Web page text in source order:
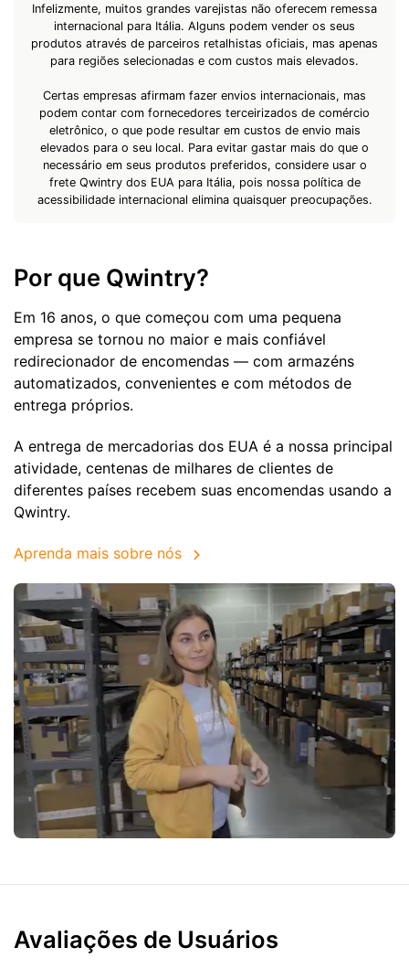
Infelizmente, muitos grandes varejistas não oferecem remessa
internacional para Itália. Alguns podem vender os seus
produtos através de parceiros retalhistas oficiais, mas apenas
para regiões selecionadas e com custos mais elevados.
Certas empresas afirmam fazer envios internacionais, mas
podem contar com fornecedores terceirizados de comércio
eletrônico, o que pode resultar em custos de envio mais
elevados para o seu local. Para evitar gastar mais do que o
necessário em seus produtos preferidos, considere usar o
frete Qwintry dos EUA para Itália, pois nossa política de
acessibilidade internacional elimina quaisquer preocupações.
Por que Qwintry?
Em 16 anos, o que começou com uma pequena
empresa se tornou no maior e mais confiável
redirecionador de encomendas — com armazéns
automatizados, convenientes e com métodos de
entrega próprios.
A entrega de mercadorias dos EUA é a nossa principal
atividade, centenas de milhares de clientes de
diferentes países recebem suas encomendas usando a
Qwintry.
Aprenda mais sobre nós
Avaliações de Usuários